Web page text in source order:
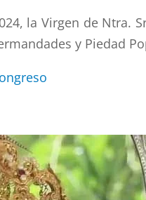
la Virgen de Ntra.
y Piedad